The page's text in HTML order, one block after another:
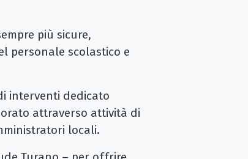
più sicure,
personale scolastico e
interventi dedicato
attraverso attività di
locali.